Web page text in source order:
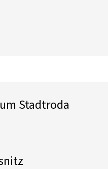
Stadtroda